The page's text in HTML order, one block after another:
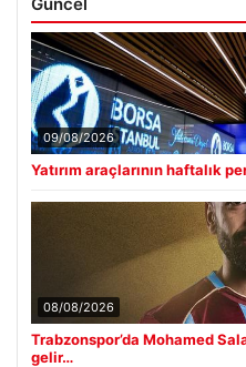
09/08/2026
Yatırım araçlarının haftalık
08/08/2026
Trabzonspor’da Mohamed
gelir…